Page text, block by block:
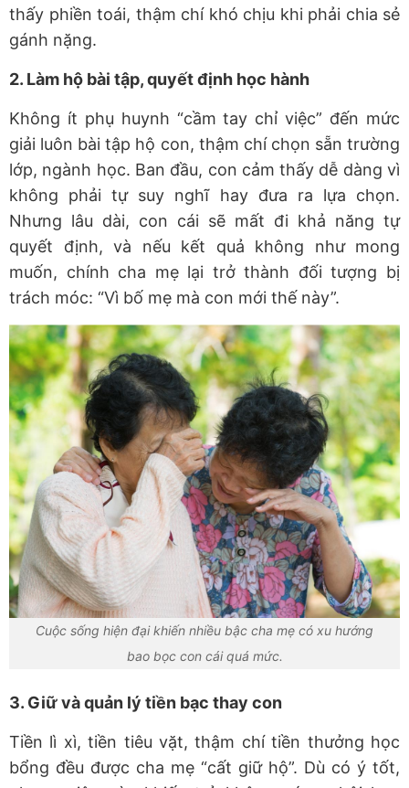
thấy phiền toái, thậm chí khó chịu khi phải chia sẻ
gánh nặng.
2. Làm hộ bài tập, quyết định học hành
Không ít phụ huynh “cầm tay chỉ việc” đến mức
giải luôn bài tập hộ con, thậm chí chọn sẵn trường
lớp, ngành học. Ban đầu, con cảm thấy dễ dàng vì
không phải tự suy nghĩ hay đưa ra lựa chọn.
Nhưng lâu dài, con cái sẽ mất đi khả năng tự
quyết định, và nếu kết quả không như mong
muốn, chính cha mẹ lại trở thành đối tượng bị
trách móc: “Vì bố mẹ mà con mới thế này”.
Cuộc sống hiện đại khiến nhiều bậc cha mẹ có xu hướng
bao bọc con cái quá mức.
3. Giữ và quản lý tiền bạc thay con
Tiền lì xì, tiền tiêu vặt, thậm chí tiền thưởng học
bổng đều được cha mẹ “cất giữ hộ”. Dù có ý tốt,